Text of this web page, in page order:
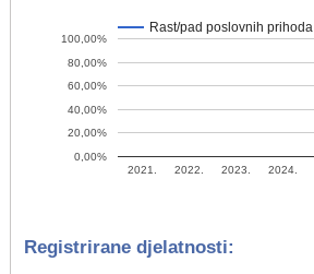
Rast/pad poslovnih prihoda
2021. 2022. 2023. 2024.
0,00%
20,00%
40,00%
60,00%
80,00%
100,00%
Registrirane djelatnosti: